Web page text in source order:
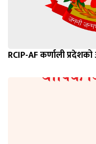
RCIP-AF कर्णाली